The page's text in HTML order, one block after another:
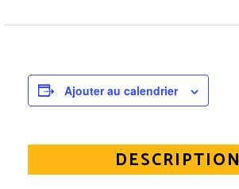
Ajouter au calendrier
DESCRIPTION